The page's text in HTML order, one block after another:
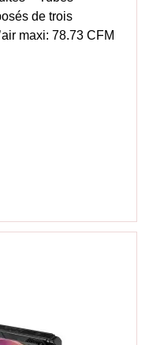
de trois
maxi: 78.73 CFM